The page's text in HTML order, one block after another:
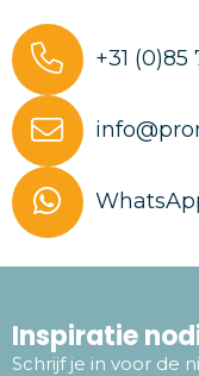
+31
Inspiratie
Schrijf je in voor de